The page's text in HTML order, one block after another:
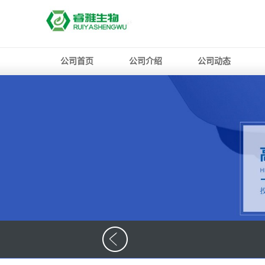
公司首页 公司介绍 公司动态